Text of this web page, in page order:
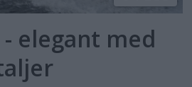
- elegant med